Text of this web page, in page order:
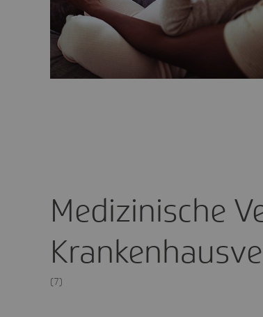
Medizinische
(7)